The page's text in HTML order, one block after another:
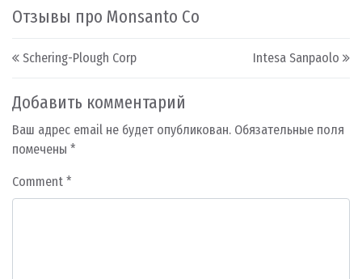
Отзывы про Monsanto Co
Post navigation
Schering-Plough Corp Intesa Sanpaolo
Добавить комментарий
Ваш адрес email не будет опубликован. Обязательные поля
помечены *
Comment *